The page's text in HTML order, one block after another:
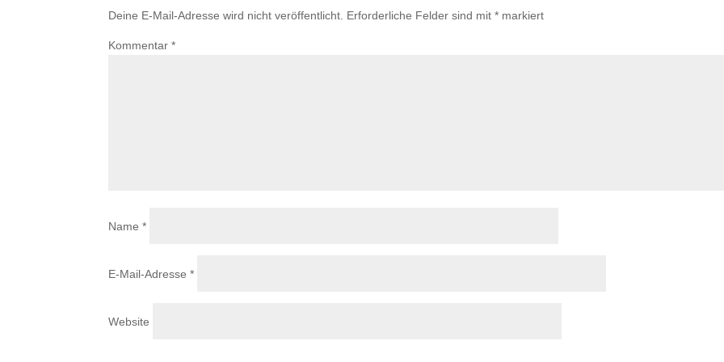
Deine E-Mail-Adresse wird nicht veröffentlicht. Erforderliche Felder sind mit* markiert
Kommentar*
Name*
E-Mail-Adresse*
Website